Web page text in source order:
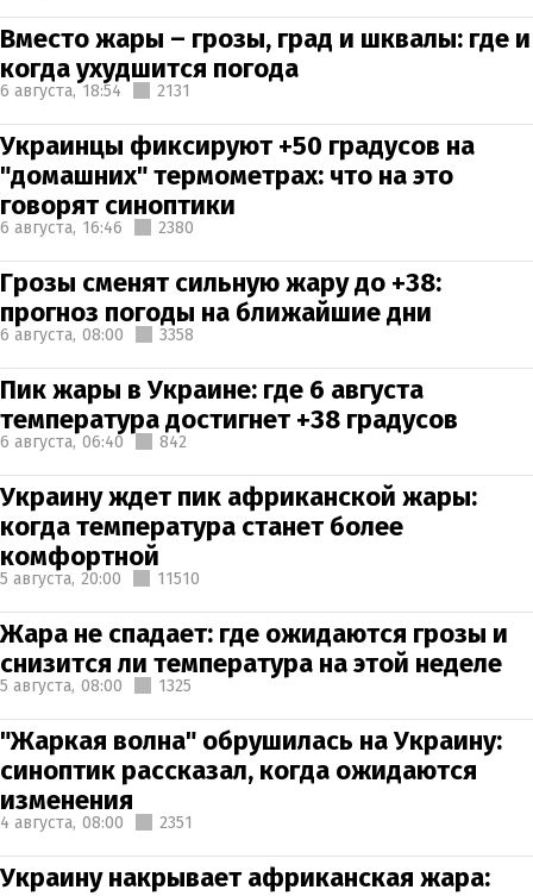
Вместо жары – грозы, град и шквалы: где и
когда ухудшится погода
6 августа, 18:54 2131
Украинцы фиксируют +50 градусов на
"домашних" термометрах: что на это
говорят синоптики
6 августа, 16:46 2380
Грозы сменят сильную жару до +38:
прогноз погоды на ближайшие дни
6 августа, 08:00 3358
Пик жары в Украине: где 6 августа
температура достигнет +38 градусов
6 августа, 06:40 842
Украину ждет пик африканской жары:
когда температура станет более
комфортной
5 августа, 20:00 11510
Жара не спадает: где ожидаются грозы и
снизится ли температура на этой неделе
5 августа, 08:00 1325
"Жаркая волна" обрушилась на Украину:
синоптик рассказал, когда ожидаются
изменения
4 августа, 08:00 2351
Украину накрывает африканская жара: